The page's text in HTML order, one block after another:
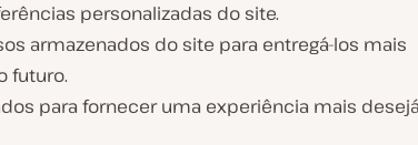
personalizadas do site.
armazenados do site para entregá-los mais
futuro.
para fornecer uma experiência mais